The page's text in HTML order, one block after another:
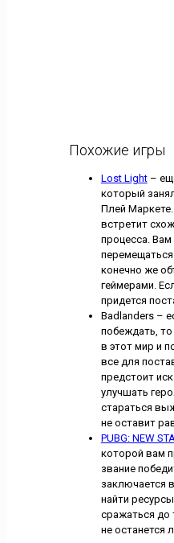
Похожие игры
Lost Light–
который
Плей
встретит
процесса.
перемещаться
конечно же
геймерами.
придется
Badlanders –
побеждать, то
в этот мир и
все для
предстоит
улучшать
стараться
не оставит
PUBG: NEW
которой вам
звание
заключается
найти
сражаться до
не останется